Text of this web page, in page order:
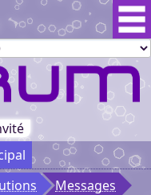
Messages